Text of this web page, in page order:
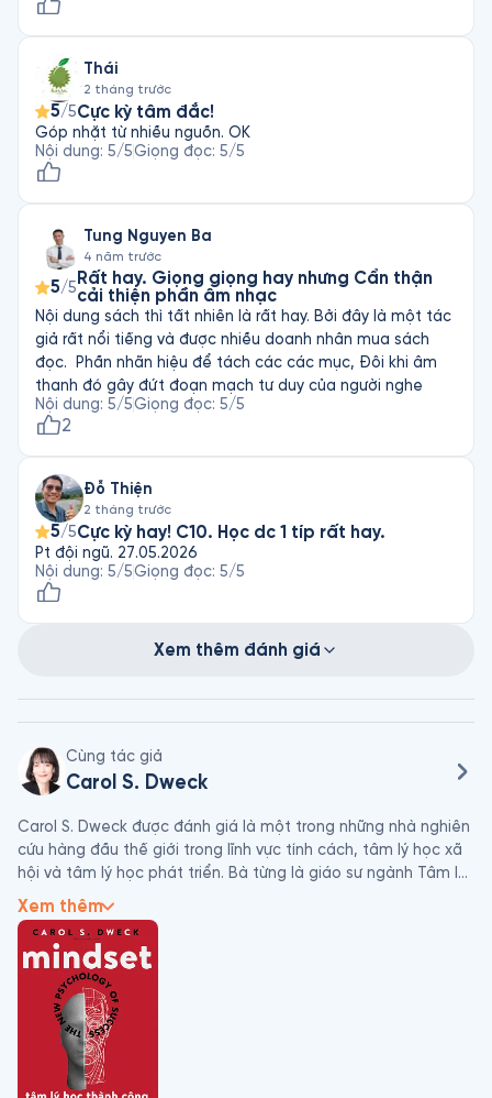
Thái
2 tháng trước
5/5Cực kỳ tâm đắc!
Góp nhặt từ nhiều nguồn. OK
Nội dung: 5/5Giọng đọc: 5/5
Tung Nguyen Ba
4 năm trước
5/5 Rất hay. Giọng giọng hay nhưng Cẩn thận
cải thiện phần âm nhạc
Nội dung sách thì tất nhiên là rất hay. Bởi đây là một tác
giả rất nổi tiếng và được nhiều doanh nhân mua sách
đọc. ￼ Phần nhãn hiệu để tách các các mục, Đôi khi âm
thanh đó gây đứt đoạn mạch tư duy của người nghe￼￼
Nội dung: 5/5Giọng đọc: 5/5
2
Đỗ Thiện
2 tháng trước
5/5Cực kỳ hay! C10. Học dc 1 típ rất hay.
Pt đội ngũ. 27.05.2026
Nội dung: 5/5Giọng đọc: 5/5
Xem thêm đánh giá
Cùng tác giả
Carol S. Dweck
Carol S. Dweck được đánh giá là một trong những nhà nghiên
cứu hàng đầu thế giới trong lĩnh vực tính cách, tâm lý học xã
hội và tâm lý học phát triển. Bà từng là giáo sư ngành Tâm lý
tại Đại học Columbia và hiện là giáo sư ngành Tâm lý tại Đại
học Stanford, đồng thời là thành viên của Viện Hàn lâm Nghệ
thuật và Khoa học Hoa Kỳ. Bà sống cùng chồng tại Palo Alto,
California.
Xem thêm